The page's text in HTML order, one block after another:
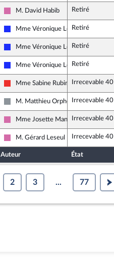
Socialistes et apparentés
M. David Habib Retiré
Les Républicains
Mme Véronique Louwagie
Retiré
Les Républicains
Mme Véronique Louwagie
Retiré
Les Républicains
Mme Véronique Louwagie
Retiré
La France insoumise
Mme Sabine Rubin Irrecevable 40
Non inscrit
M. Matthieu OrphelinIrrecevable 40
Socialistes et apparentés
Mme Josette Manin Irrecevable 40
Socialistes et apparentés
M. Gérard Leseul Irrecevable 40
Auteur État
2 3 ... 77